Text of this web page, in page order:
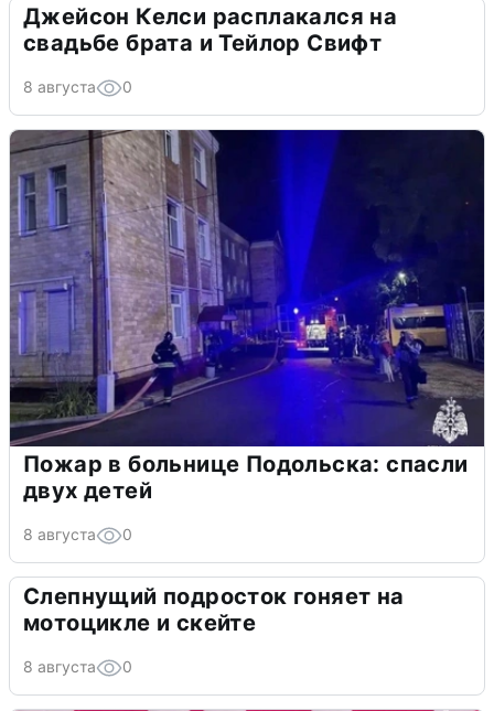
Джейсон Келси расплакался на
свадьбе брата и Тейлор Свифт
8 августа 0
Пожар в больнице Подольска: спасли
двух детей
8 августа 0
Слепнущий подросток гоняет на
мотоцикле и скейте
8 августа 0